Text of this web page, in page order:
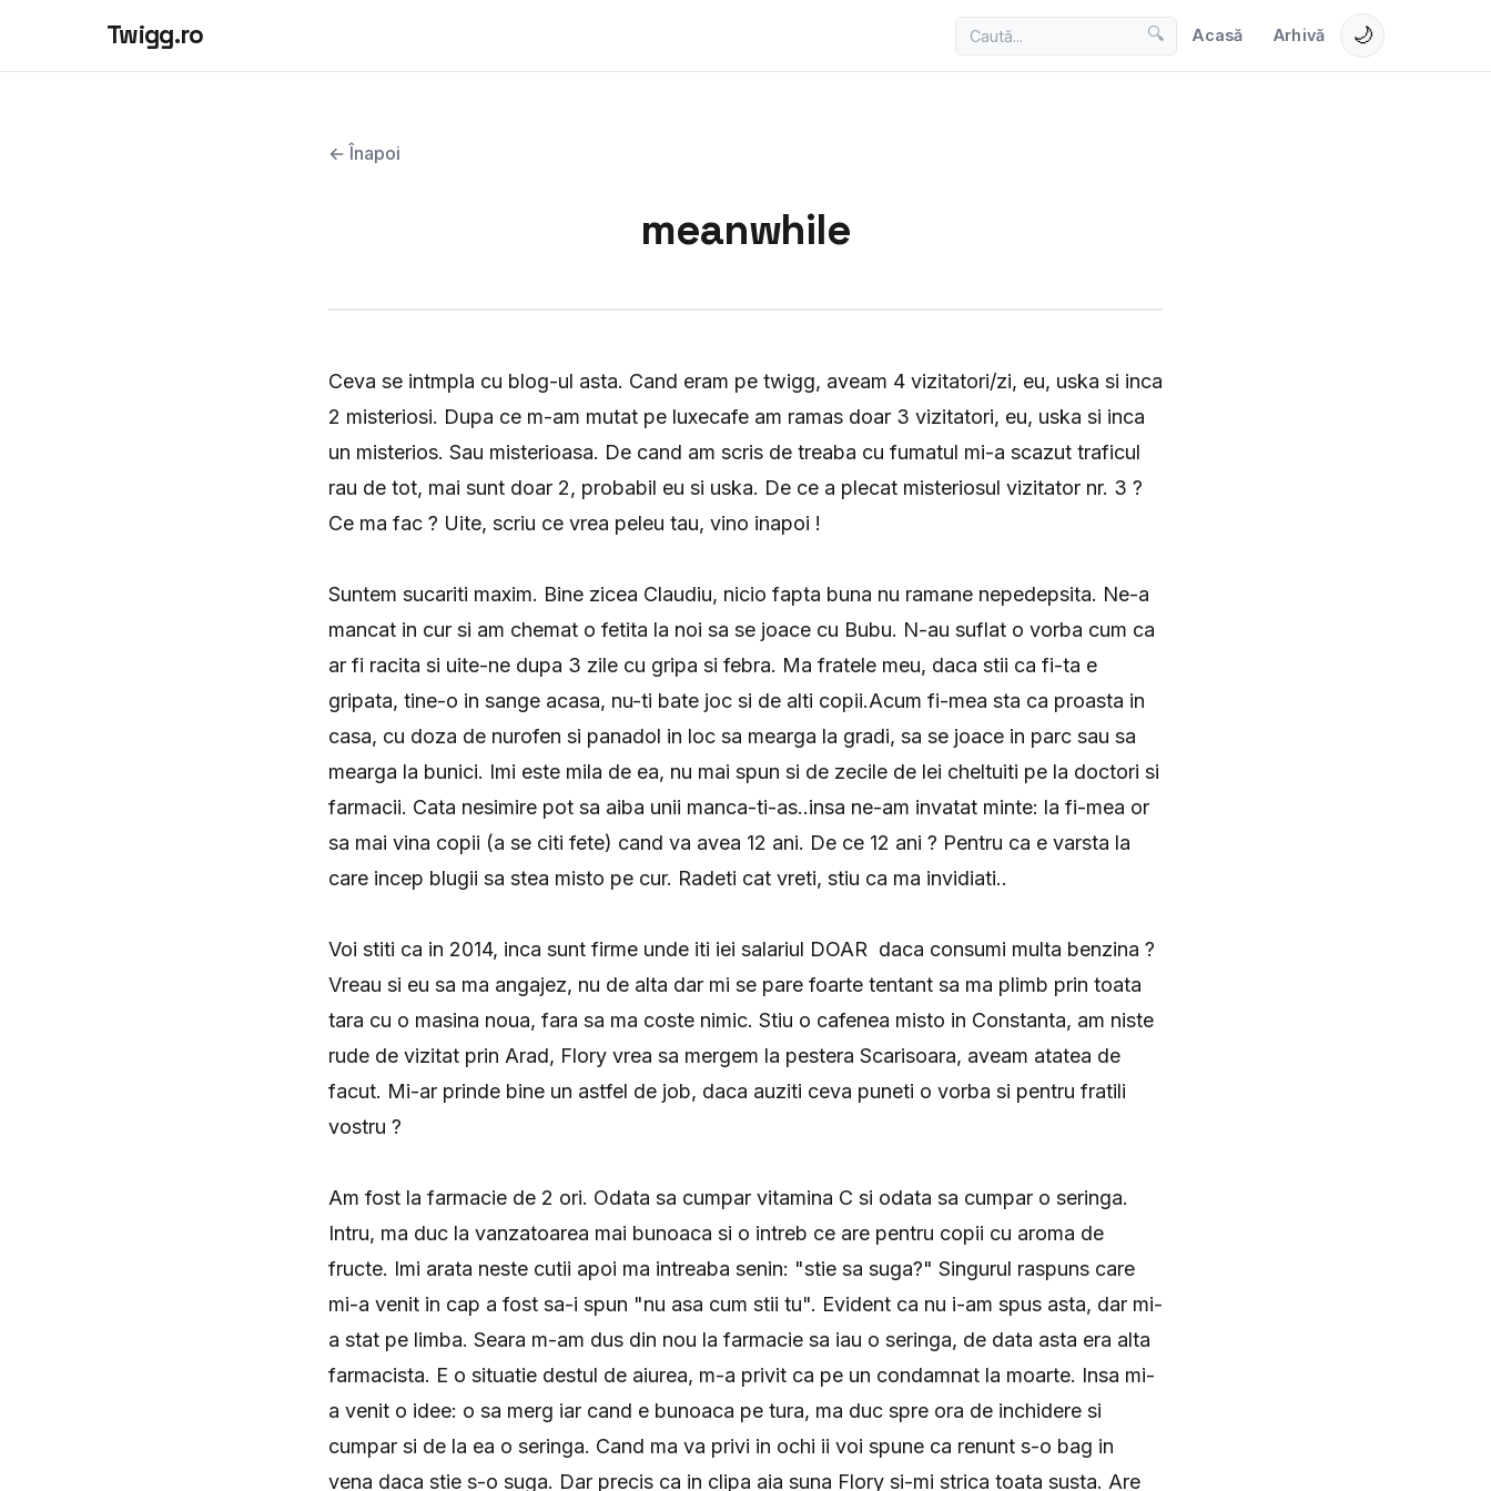
Twigg.ro 🔍 Acasă Arhivă 🌙
← Înapoi
meanwhile
Ceva se intmpla cu blog-ul asta. Cand eram pe twigg, aveam 4 vizitatori/zi, eu, uska si inca
2 misteriosi. Dupa ce m-am mutat pe luxecafe am ramas doar 3 vizitatori, eu, uska si inca
un misterios. Sau misterioasa. De cand am scris de treaba cu fumatul mi-a scazut traficul
rau de tot, mai sunt doar 2, probabil eu si uska. De ce a plecat misteriosul vizitator nr. 3 ?
Ce ma fac ? Uite, scriu ce vrea peleu tau, vino inapoi !
Suntem sucariti maxim. Bine zicea Claudiu, nicio fapta buna nu ramane nepedepsita. Ne-a
mancat in cur si am chemat o fetita la noi sa se joace cu Bubu. N-au suflat o vorba cum ca
ar fi racita si uite-ne dupa 3 zile cu gripa si febra. Ma fratele meu, daca stii ca fi-ta e
gripata, tine-o in sange acasa, nu-ti bate joc si de alti copii.Acum fi-mea sta ca proasta in
casa, cu doza de nurofen si panadol in loc sa mearga la gradi, sa se joace in parc sau sa
mearga la bunici. Imi este mila de ea, nu mai spun si de zecile de lei cheltuiti pe la doctori si
farmacii. Cata nesimire pot sa aiba unii manca-ti-as..insa ne-am invatat minte: la fi-mea or
sa mai vina copii (a se citi fete) cand va avea 12 ani. De ce 12 ani ? Pentru ca e varsta la
care incep blugii sa stea misto pe cur. Radeti cat vreti, stiu ca ma invidiati..
Voi stiti ca in 2014, inca sunt firme unde iti iei salariul DOAR daca consumi multa benzina ?
Vreau si eu sa ma angajez, nu de alta dar mi se pare foarte tentant sa ma plimb prin toata
tara cu o masina noua, fara sa ma coste nimic. Stiu o cafenea misto in Constanta, am niste
rude de vizitat prin Arad, Flory vrea sa mergem la pestera Scarisoara, aveam atatea de
facut. Mi-ar prinde bine un astfel de job, daca auziti ceva puneti o vorba si pentru fratili
vostru ?
Am fost la farmacie de 2 ori. Odata sa cumpar vitamina C si odata sa cumpar o seringa.
Intru, ma duc la vanzatoarea mai bunoaca si o intreb ce are pentru copii cu aroma de
fructe. Imi arata neste cutii apoi ma intreaba senin: "stie sa suga?" Singurul raspuns care
mi-a venit in cap a fost sa-i spun "nu asa cum stii tu". Evident ca nu i-am spus asta, dar mi-
a stat pe limba. Seara m-am dus din nou la farmacie sa iau o seringa, de data asta era alta
farmacista. E o situatie destul de aiurea, m-a privit ca pe un condamnat la moarte. Insa mi-
a venit o idee: o sa merg iar cand e bunoaca pe tura, ma duc spre ora de inchidere si
cumpar si de la ea o seringa. Cand ma va privi in ochi ii voi spune ca renunt s-o bag in
vena daca stie s-o suga. Dar precis ca in clipa aia suna Flory si-mi strica toata susta. Are